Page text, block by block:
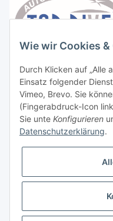
Wie wir Cookies &
Durch Klicken auf „Alle
Einsatz folgender
Vimeo, Brevo. Sie
(Fingerabdruck-Icon
Sie unte Konfigurieren
Datenschutzerklärung.